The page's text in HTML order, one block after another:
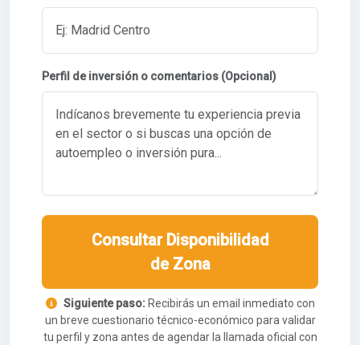
Perfil de inversión o comentarios (Opcional)
Consultar Disponibilidad
de Zona
Siguiente paso:Recibirás un email inmediato con
un breve cuestionario técnico-económico para validar
tu perfil y zona antes de agendar la llamada oficial con